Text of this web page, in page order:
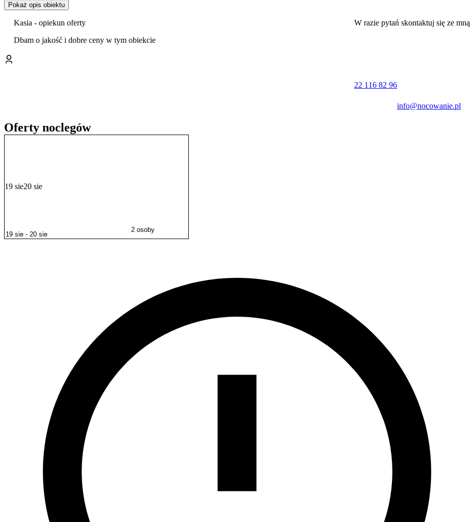
Goście w swoich opiniach szczególnie doceniają czystość obiektu oraz obsługę, przyznając im
Obiekt stanowi dobrą bazę wypadową do zwiedzania Władysławowa i okolic. W niewielkiej odległości znajdują się popularne atrakcje, takie
jak szeroka plaża, słynna Aleja Gwiazd Sportu oraz Ocean Park, oferujący rozrywkę dla całej rodziny. Warto również odwiedzić pobliski port
Niezależne wejścia do pokoi oraz kameralny charakter obiektu po generalnym remoncie sprawiają, że jest to miejsce odpowiednie dla par
Pokaż opis obiektu
Kasia - opiekun oferty
Dbam o jakość i dobre ceny w tym obiekcie
W razie pytań skontaktuj się ze mną
22 116 82 96
info@nocowanie.pl
Oferty noclegów
19 sie20 sie
2 osoby